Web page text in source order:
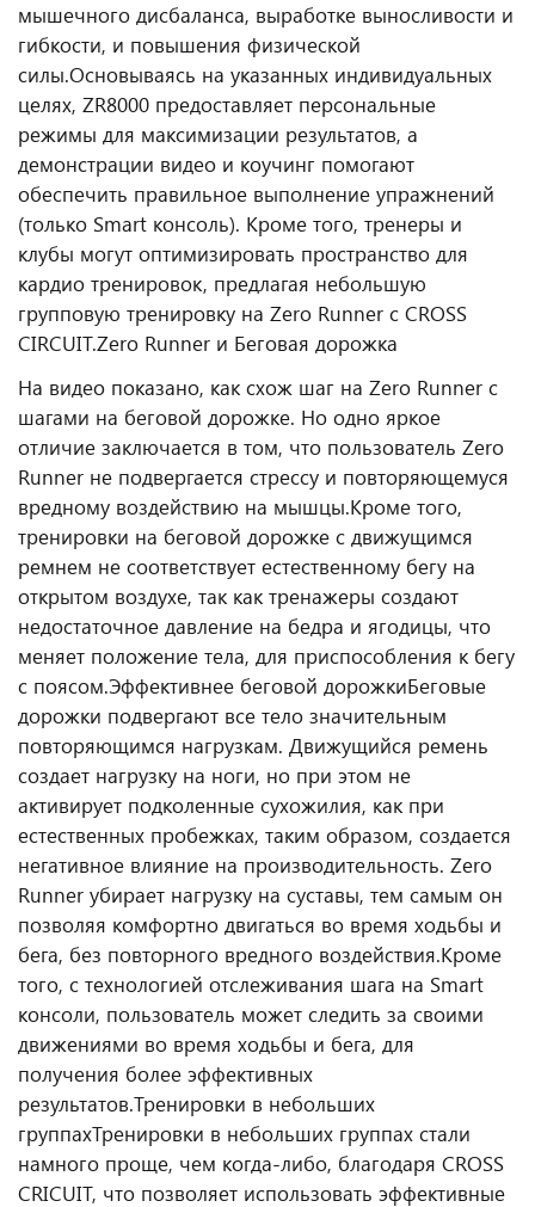
мышечного дисбаланса, выработке выносливости и
гибкости, и повышения физической
силы.Основываясь на указанных индивидуальных
целях, ZR8000 предоставляет персональные
режимы для максимизации результатов, а
демонстрации видео и коучинг помогают
обеспечить правильное выполнение упражнений
(только Smart консоль). Кроме того, тренеры и
клубы могут оптимизировать пространство для
кардио тренировок, предлагая небольшую
групповую тренировку на Zero Runner с CROSS
CIRCUIT.Zero Runner и Беговая дорожка
На видео показано, как схож шаг на Zero Runner c
шагами на беговой дорожке. Но одно яркое
отличие заключается в том, что пользователь Zero
Runner не подвергается стрессу и повторяющемуся
вредному воздействию на мышцы.Кроме того,
тренировки на беговой дорожке с движущимся
ремнем не соответствует естественному бегу на
открытом воздухе, так как тренажеры создают
недостаточное давление на бедра и ягодицы, что
меняет положение тела, для приспособления к бегу
с поясом.Эффективнее беговой дорожкиБеговые
дорожки подвергают все тело значительным
повторяющимся нагрузкам. Движущийся ремень
создает нагрузку на ноги, но при этом не
активирует подколенные сухожилия, как при
естественных пробежках, таким образом, создается
негативное влияние на производительность. Zero
Runner убирает нагрузку на суставы, тем самым он
позволяя комфортно двигаться во время ходьбы и
бега, без повторного вредного воздействия.Кроме
того, с технологией отслеживания шага на Smart
консоли, пользователь может следить за своими
движениями во время ходьбы и бега, для
получения более эффективных
результатов.Тренировки в небольших
группахТренировки в небольших группах стали
намного проще, чем когда-либо, благодаря CROSS
CRICUIT, что позволяет использовать эффективные